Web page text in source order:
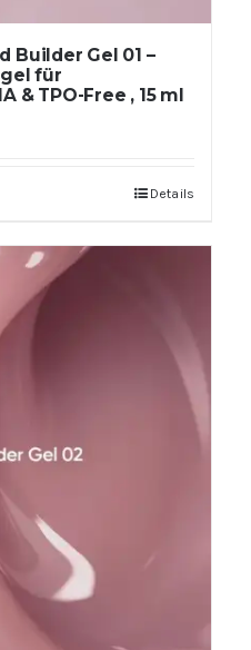
Builder Gel 01 –
für
& TPO-Free , 15 ml
Details